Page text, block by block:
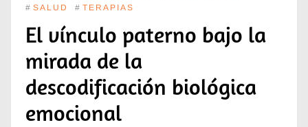
# SALUD # TERAPIAS
El vínculo paterno bajo la
mirada de la
descodificación biológica
emocional